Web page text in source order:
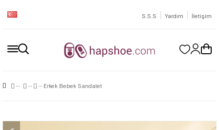
S.S.S | Yardım | İletişim
Erkek Bebek Sandalet